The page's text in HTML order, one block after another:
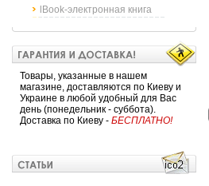
lBook-электронная книга
Товары, указанные в нашем
магазине, доставляются по Киеву и
Украине в любой удобный для Вас
день (понедельник - суббота).
Доставка по Киеву - БЕСПЛАТНО!